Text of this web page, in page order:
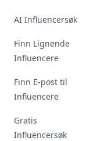
AI Influencersøk
Finn Lignende
Influencere
Finn E-post til
Influencere
Gratis
Influencersøk